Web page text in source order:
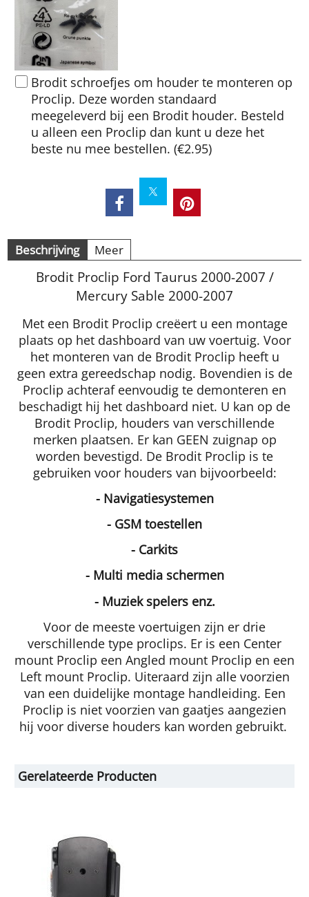
Brodit schroefjes om houder te monteren op
Proclip. Deze worden standaard
meegeleverd bij een Brodit houder. Besteld
u alleen een Proclip dan kunt u deze het
beste nu mee bestellen. (€2.95)
Beschrijving Meer
Brodit Proclip Ford Taurus 2000-2007 /
Mercury Sable 2000-2007
Met een Brodit Proclip creëert u een montage
plaats op het dashboard van uw voertuig. Voor
het monteren van de Brodit Proclip heeft u
geen extra gereedschap nodig. Bovendien is de
Proclip achteraf eenvoudig te demonteren en
beschadigt hij het dashboard niet. U kan op de
Brodit Proclip, houders van verschillende
merken plaatsen. Er kan GEEN zuignap op
worden bevestigd. De Brodit Proclip is te
gebruiken voor houders van bijvoorbeeld:
- Navigatiesystemen
- GSM toestellen
- Carkits
- Multi media schermen
- Muziek spelers enz.
Voor de meeste voertuigen zijn er drie
verschillende type proclips. Er is een Center
mount Proclip een Angled mount Proclip en een
Left mount Proclip. Uiteraard zijn alle voorzien
van een duidelijke montage handleiding. Een
Proclip is niet voorzien van gaatjes aangezien
hij voor diverse houders kan worden gebruikt.
Gerelateerde Producten